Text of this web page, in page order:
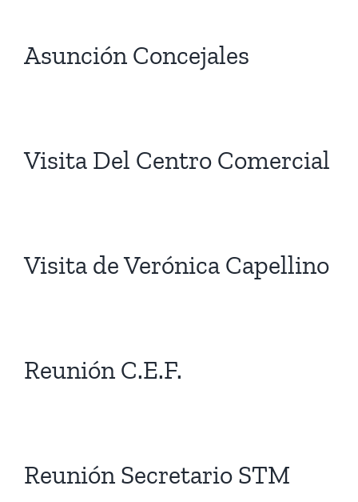
INSTITUCIONAL
EL CONCEJO
ORDEN DEL DÍA
COMISIONES
NOTICIAS
Asunción Concejales
Visita Del Centro Comercial
Visita de Verónica Capellino
Reunión C.E.F.
Reunión Secretario STM